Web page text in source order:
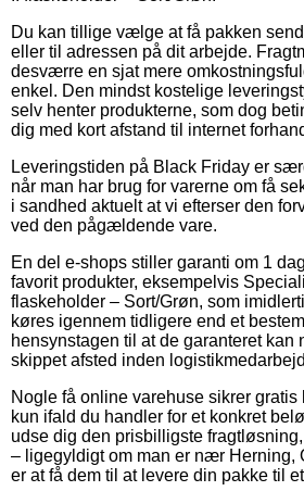
Du kan tillige vælge at få pakken
eller til adressen på dit arbejde.
desværre en sjat mere
enkel. Den mindst kostelige
selv henter produkterne, som dog
dig med kort afstand til internet
Leveringstiden på Black Friday er
når man har brug for varerne om få
i sandhed aktuelt at vi efterser den
ved den pågældende vare.
En del e-shops stiller garanti om 1
favorit produkter, eksempelvis
flaskeholder – Sort/Grøn, som
køres igennem tidligere end et
hensynstagen til at de garanteret kan
skippet afsted inden
Nogle få online varehuse sikrer gratis
kun ifald du handler for et konkret
udse dig den prisbilligste
– ligegyldigt om man er nær Herning,
er at få dem til at levere din pakke til